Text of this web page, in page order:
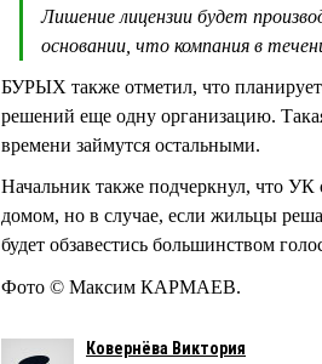
Лишение лицензии будет
основании, что компания в
БУРЫХ также отметил, что
решений еще одну организацию.
времени займутся остальными.
Начальник также подчеркнул, что
домом, но в случае, если жильцы
будет обзавестись большинством
Фото © Максим КАРМАЕВ.
Ковернёва Виктория